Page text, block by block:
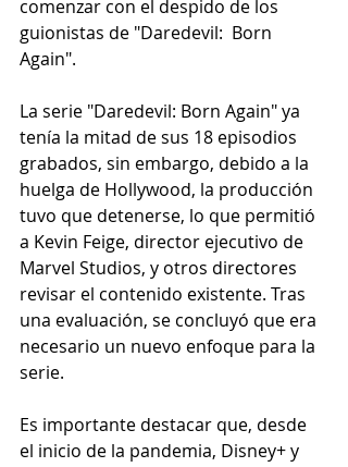
comenzar con el despido de los
guionistas de "Daredevil:  Born
Again".
La serie "Daredevil: Born Again" ya
tenía la mitad de sus 18 episodios
grabados, sin embargo, debido a la
huelga de Hollywood, la producción
tuvo que detenerse, lo que permitió
a Kevin Feige, director ejecutivo de
Marvel Studios, y otros directores
revisar el contenido existente. Tras
una evaluación, se concluyó que era
necesario un nuevo enfoque para la
serie.
Es importante destacar que, desde
el inicio de la pandemia, Disney+ y